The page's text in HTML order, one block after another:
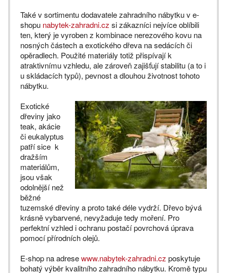
Také v sortimentu dodavatele zahradního nábytku v e-
shopu nabytek-zahradni.cz si zákazníci nejvíce oblíbili
ten, který je vyroben z kombinace nerezového kovu na
nosných částech a exotického dřeva na sedácích či
opěradlech. Použité materiály totiž přispívají k
atraktivnímu vzhledu, ale zároveň zajišťují stabilitu (a to i
u skládacích typů), pevnost a dlouhou životnost tohoto
nábytku.
Exotické
dřeviny jako
teak, akácie
či eukalyptus
patří sice k
dražším
materiálům,
jsou však
odolnější než
běžné
tuzemské dřeviny a proto také déle vydrží. Dřevo bývá
krásně vybarvené, nevyžaduje tedy moření. Pro
perfektní vzhled i ochranu postačí povrchová úprava
pomocí přírodních olejů.
E-shop na adresewww.nabytek-zahradni.cz poskytuje
bohatý výběr kvalitního zahradního nábytku. Kromě typu